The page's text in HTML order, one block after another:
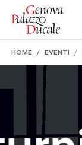
Salta al contenuto
HOME EVENTI